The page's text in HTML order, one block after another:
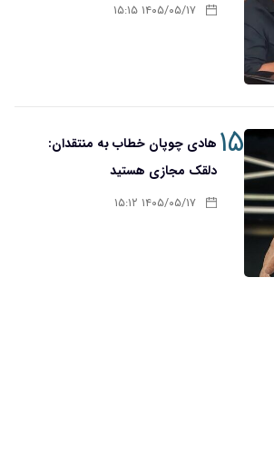
۱۴۰۵/۰۵/۱۷ ۱۵:۱۵
۱۵ هادی چوپان خطاب به منتقدان:
دلقک مجازی هستید
۱۴۰۵/۰۵/۱۷ ۱۵:۱۲